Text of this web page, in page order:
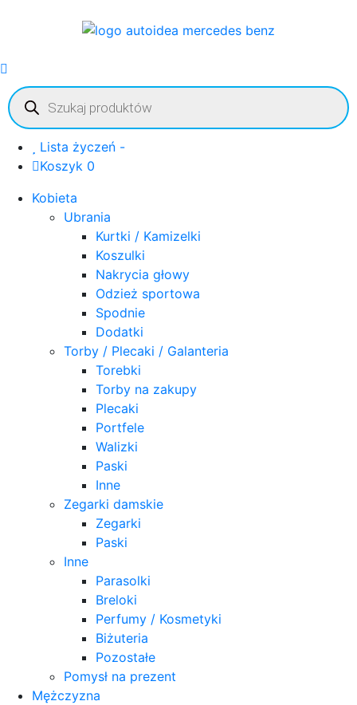
Wyszukiwarka
produktów
Lista życzeń -
Koszyk 0
Kobieta
Ubrania
Kurtki / Kamizelki
Koszulki
Nakrycia głowy
Odzież sportowa
Spodnie
Dodatki
Torby / Plecaki / Galanteria
Torebki
Torby na zakupy
Plecaki
Portfele
Walizki
Paski
Inne
Zegarki damskie
Zegarki
Paski
Inne
Parasolki
Breloki
Perfumy / Kosmetyki
Biżuteria
Pozostałe
Pomysł na prezent
Mężczyzna